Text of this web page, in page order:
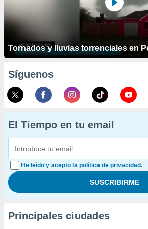
Tornados y lluvias torrenciales en
Síguenos
El Tiempo en tu email
He leído y acepto la política de privacidad.
Principales ciudades